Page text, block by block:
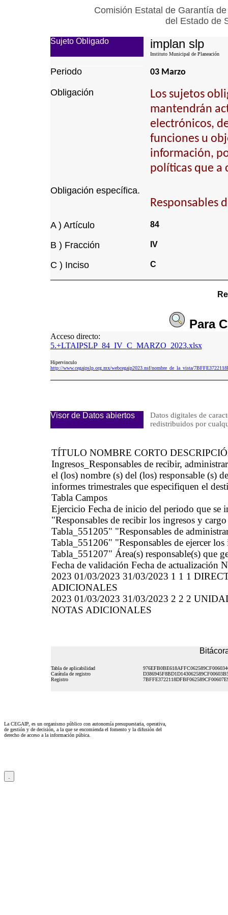
Comisión Estatal de Garantía
del Estado de
Sujeto Obligado implan slp
Instituto Municipal de Planeación
Periodo 03 Marzo
Obligación
Los sujetos
mantendrán
electrónicos,
funciones u
información,
políticas que a
Obligación específica.
Responsables
A ) Artículo 84
B ) Fracción IV
C ) Inciso C
Para
Acceso directo:
5.+LTAIPSLP_84_IV_C_MARZO_2023.xlsx
Hipervinculo
http://www.cegaipslp.org.mx/webcegaip2023.nsf/nombre_de_la_vista/
Visor de Datos abiertos
Datos digitales de
redistribuidos por
TÍTULO NOMBRE CORTO
Ingresos_Responsables de recibir,
el (los) nombre (s) del (los) responsable (s)
informes trimestrales que especifiquen el
Tabla Campos
Ejercicio Fecha de inicio del periodo que se
"Responsables de recibir los ingresos y cargo
Tabla_551205" "Responsables de
Tabla_551206" "Responsables de ejercer los
Tabla_551207" Área(s) responsable(s) que
Fecha de validación Fecha de actualización
2023 01/03/2023 31/03/2023 1 1 1
ADICIONALES
2023 01/03/2023 31/03/2023 2 2 2
NOTAS ADICIONALES
Tabla de aplicabilidad
Carátula de registro
Registro
La CEGAIP, es un organismo público con autonomía presupuestaria, operativa,
de gestión y de decisión, a la que se encomienda el fomento y la difusión del
derecho de acceso a la información púbica.